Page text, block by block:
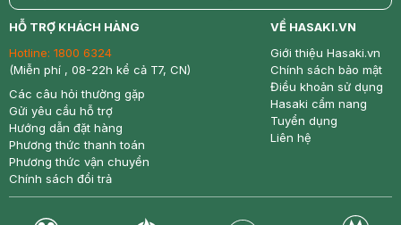
return nowfree price
HỖ TRỢ KHÁCH HÀNG
Hotline: 1800 6324
(Miễn phí , 08-22h kể cả T7, CN)
Các câu hỏi thường gặp
Gửi yêu cầu hỗ trợ
Hướng dẫn đặt hàng
Phương thức thanh toán
Phương thức vận chuyển
Chính sách đổi trả
VỀ HASAKI.VN
Giới thiệu Hasaki.vn
Chính sách bảo mật
Điều khoản sử dụng
Hasaki cẩm nang
Tuyển dụng
Liên hệ